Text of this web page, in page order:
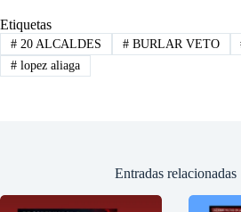
Etiquetas
#20 ALCALDES #BURLAR VETO
#lopez aliaga
Entradas relacionadas